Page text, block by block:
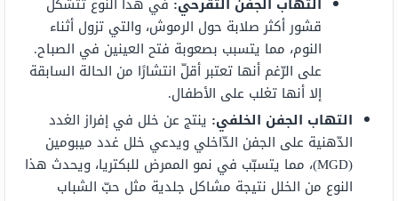
قشور أكثر صلابة حول الرموش، والتي تزول أثناء
النوم، مما يتسبب بصعوبة فتح العينين في الصباح.
على الرّغم أنها تعتبر أقلّ انتشارًا من الحالة السابقة
إلا أنها تغلب على الأطفال.
التهاب الجفن الخلفي: ينتج عن خلل في إفراز الغدد
الدّهنية على الجفن الدّاخلي ويدعي خلل غدد ميبومين
(MGD)، مما يتسبّب في نمو الممرض للبكتريا، ويحدث هذا
النوع من الخلل نتيجة مشاكل جلدية مثل حبّ الشباب